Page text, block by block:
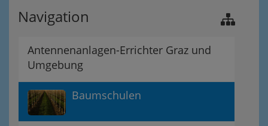
Navigation
Antennenanlagen-Errichter Graz und
Umgebung
Baumschulen